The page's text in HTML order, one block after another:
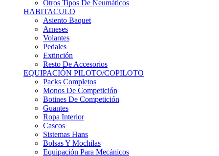
Asiento Baquet
Arneses
Volantes
Pedales
Extinción
Resto De Accesorios
EQUIPACIÓN PILOTO/COPILOTO
Packs Completos
Monos De Competición
Botines De Competición
Guantes
Ropa Interior
Cascos
Sistemas Hans
Bolsas Y Mochilas
Equipación Para Mecánicos
ANUNCIOS DE COMPRA